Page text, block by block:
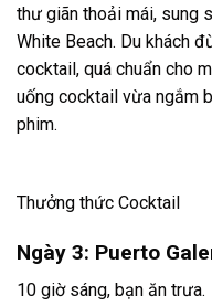
thư giãn thoải mái, sung
White Beach. Du khách
cocktail, quá chuẩn cho
uống cocktail vừa ngắm
phim.
Thưởng thức Cocktail
Ngày 3: Puerto
10 giờ sáng, bạn ăn trưa.